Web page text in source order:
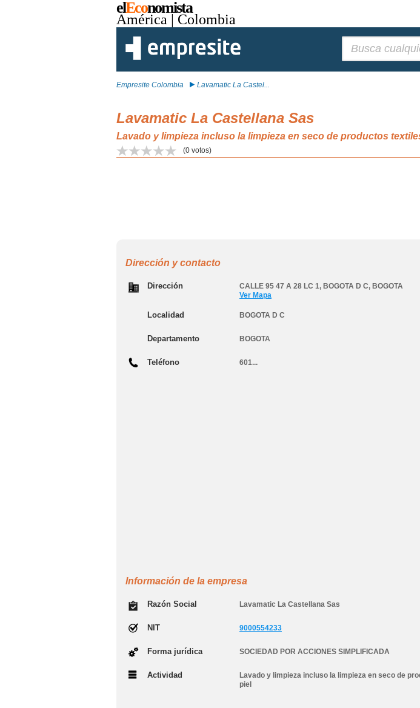
elEconomista
América | Colombia
Empresite Colombia Lavamatic La Castel...
Lavamatic La Castellana Sas
Lavado y limpieza incluso la limpieza en seco de productos
(0 votos)
Dirección y contacto
Dirección CALLE 95 47 A 28 LC 1, BOGOTA D C, BOGOTA
Ver Mapa
Localidad BOGOTA D C
Departamento BOGOTA
Teléfono 601...
Información de la empresa
Razón Social Lavamatic La Castellana Sas
NIT 9000554233
Forma jurídica SOCIEDAD POR ACCIONES SIMPLIFICADA
Actividad
Lavado y limpieza incluso la limpieza en seco de
piel